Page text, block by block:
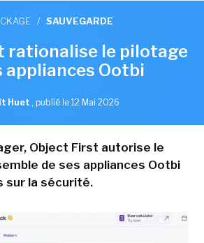
/ SAUVEGARDE
rationalise le pilotage
appliances Ootbi
Huet , publié le 12 Mai 2026
Object First autorise le
de ses appliances Ootbi
sur la sécurité.